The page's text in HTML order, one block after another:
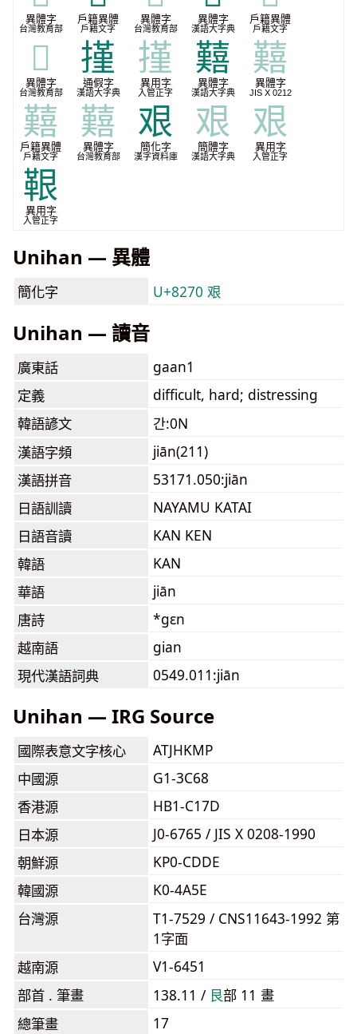
異體字
台灣教育部
戶籍異體
戶籍文字
異體字
台灣教育部
異體字
漢語大字典
戶籍異體
戶籍文字
𦫒
異體字
台灣教育部
㨷
通假字
漢語大字典
㨷
異用字
入管正字
囏
異體字
漢語大字典
囏
異體字
JIS X 0212
囏
戶籍異體
戶籍文字
囏
異體字
台灣教育部
艰
簡化字
漢字資料庫
艰
簡體字
漢語大字典
艰
異用字
入管正字
鞎
異用字
入管正字
Unihan — 異體
簡化字 U+8270 艰
Unihan — 讀音
廣東話
gaan1
定義
difficult, hard; distressing
韓語諺文
간:0N
漢語字頻
jiān(211)
漢語拼音
53171.050:jiān
日語訓讀
NAYAMU KATAI
日語音讀
KAN KEN
韓語
KAN
華語
jiān
唐詩
*gɛn
越南語
gian
現代漢語詞典
0549.011:jiān
Unihan — IRG Source
國際表意文字核心
ATJHKMP
中國源
G1-3C68
香港源
HB1-C17D
日本源
J0-6765 / JIS X 0208-1990
朝鮮源
KP0-CDDE
韓國源
K0-4A5E
台灣源
T1-7529 / CNS11643-1992 第
1字面
越南源
V1-6451
部首 . 筆畫
138.11 / ⾉部 11 畫
總筆畫
17